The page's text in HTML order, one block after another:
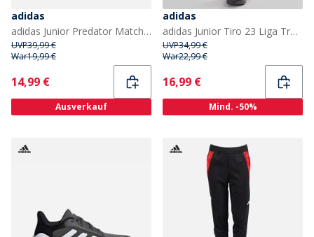
adidas
adidas Junior Predator Match Finger Save Torwarthandschuhe Lucid Lemon/Weiss/Lucid Pink
UVP39,99 €
War19,99 €
Current
14,99 €
Ausverkauf
adidas
adidas Junior Tiro 23 Liga Trainingshose Schwarz
UVP34,99 €
War22,99 €
Current
16,99 €
Mind. -50%